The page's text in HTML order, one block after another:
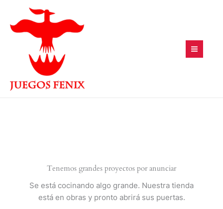
contenido
Tenemos grandes proyectos por anunciar
Se está cocinando algo grande. Nuestra tienda
está en obras y pronto abrirá sus puertas.